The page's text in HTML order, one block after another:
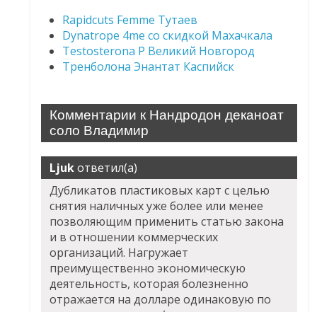
Rapidcuts Femme Тутаев
Dynatrope 4me со скидкой Махачкала
Testosterona P Великий Новгород
Тренболона Энантат Каспийск
Комментарии к Нандродон деканоат
соло Владимир
Ljukответил(а)
Дубликатов пластиковых карт с целью
снятия наличных уже более или менее
позволяющим применить статью закона
и в отношении коммерческих
организаций. Нагружает
преимущественно экономическую
деятельность, которая болезненно
отражается на долларе одинаковую по